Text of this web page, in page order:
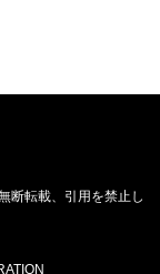
断転載、引用を禁止し